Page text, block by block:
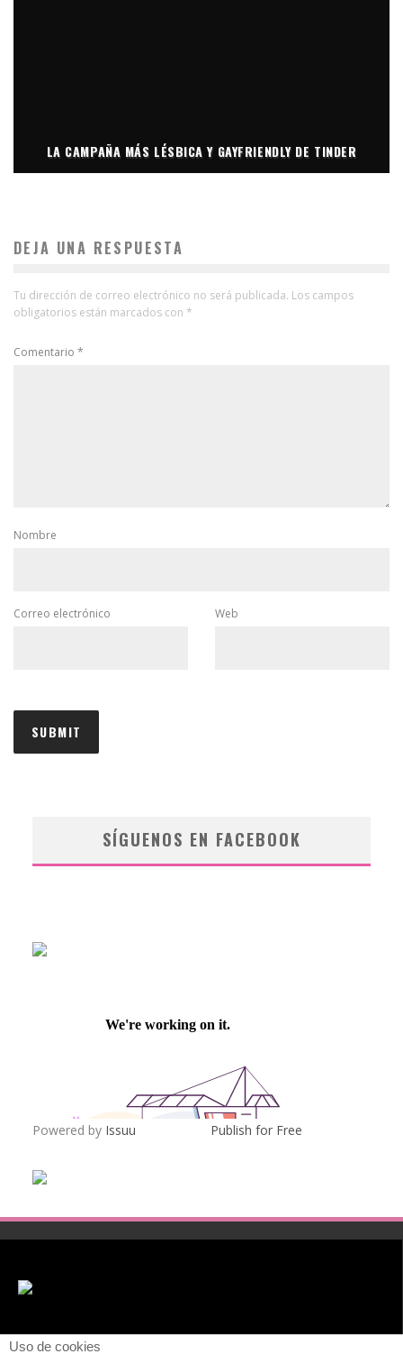
LA CAMPAÑA MÁS LÉSBICA Y GAYFRIENDLY DE TINDER
DEJA UNA RESPUESTA
Tu dirección de correo electrónico no será publicada. Los campos
obligatorios están marcados con *
Comentario *
Nombre
Correo electrónico Web
SÍGUENOS EN FACEBOOK
Powered by Issuu Publish for Free
Uso de cookies